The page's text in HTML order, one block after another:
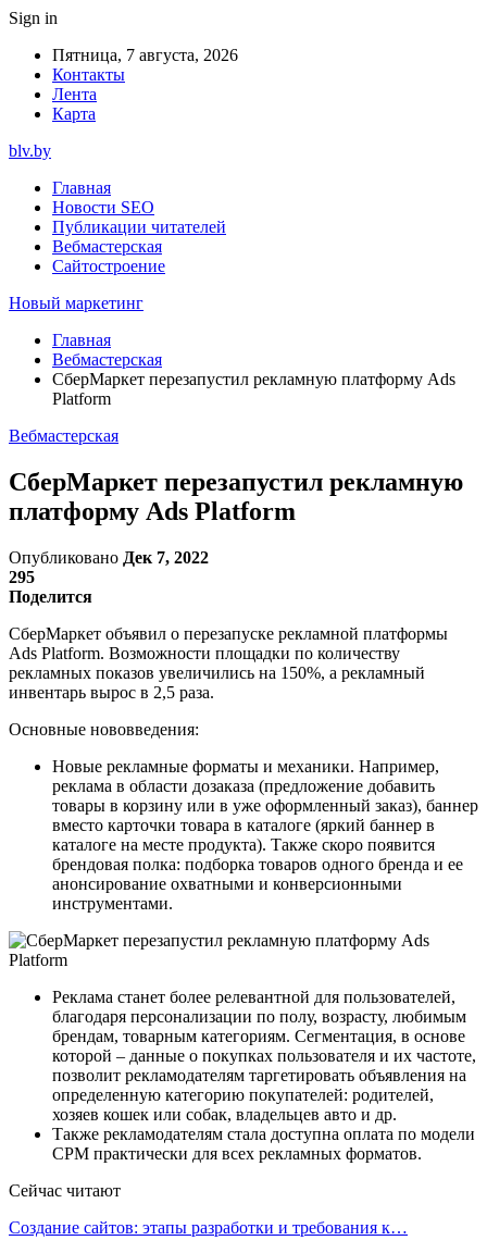
Sign in
Пятница, 7 августа, 2026
Контакты
Лента
Карта
blv.by
Главная
Новости SEO
Публикации читателей
Вебмастерская
Сайтостроение
Новый маркетинг
Главная
Вебмастерская
СберМаркет перезапустил рекламную платформу Ads
Platform
Вебмастерская
СберМаркет перезапустил рекламную
платформу Ads Platform
Опубликовано Дек 7, 2022
295
Поделится
СберМаркет объявил о перезапуске рекламной платформы
Ads Platform. Возможности площадки по количеству
рекламных показов увеличились на 150%, а рекламный
инвентарь вырос в 2,5 раза.
Основные нововведения:
Новые рекламные форматы и механики. Например,
реклама в области дозаказа (предложение добавить
товары в корзину или в уже оформленный заказ), баннер
вместо карточки товара в каталоге (яркий баннер в
каталоге на месте продукта). Также скоро появится
брендовая полка: подборка товаров одного бренда и ее
анонсирование охватными и конверсионными
инструментами.
Реклама станет более релевантной для пользователей,
благодаря персонализации по полу, возрасту, любимым
брендам, товарным категориям. Сегментация, в основе
которой – данные о покупках пользователя и их частоте,
позволит рекламодателям таргетировать объявления на
определенную категорию покупателей: родителей,
хозяев кошек или собак, владельцев авто и др.
Также рекламодателям стала доступна оплата по модели
CPM практически для всех рекламных форматов.
Сейчас читают
Создание сайтов: этапы разработки и требования к…